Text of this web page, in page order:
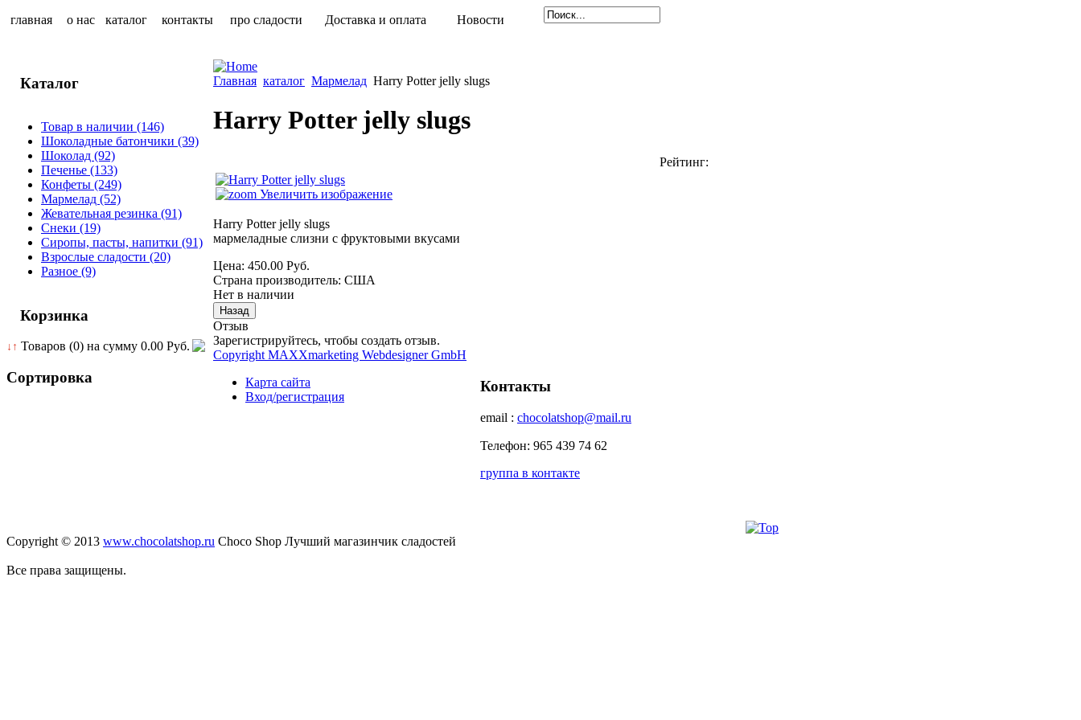
главная о нас каталог контакты про сладости Доставка и оплата Новости
Каталог
Товар в наличии (146)
Шоколадные батончики (39)
Шоколад (92)
Печенье (133)
Конфеты (249)
Мармелад (52)
Жевательная резинка (91)
Снеки (19)
Сиропы, пасты, напитки (91)
Взрослые сладости (20)
Разное (9)
Корзинка
↓↑ Товаров (0) на сумму 0.00 Руб.
Сортировка
Главная каталог Мармелад Harry Potter jelly slugs
Harry Potter jelly slugs
Рейтинг:
Увеличить изображение
Harry Potter jelly slugs
мармеладные слизни с фруктовыми вкусами
Цена: 450.00 Руб.
Страна производитель: США
Нет в наличии
Отзыв
Зарегистрируйтесь, чтобы создать отзыв.
Copyright MAXXmarketing Webdesigner GmbH
Карта сайта
Вход/регистрация
Контакты
email : chocolatshop@mail.ru
Телефон: 965 439 74 62
группа в контакте
Copyright © 2013 www.chocolatshop.ru Choco Shop Лучший магазинчик сладостей
Все права защищены.